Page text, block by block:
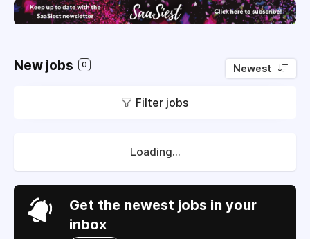
New jobs 0 Newest
Filter jobs
Loading...
Get the newest jobs in your
inbox